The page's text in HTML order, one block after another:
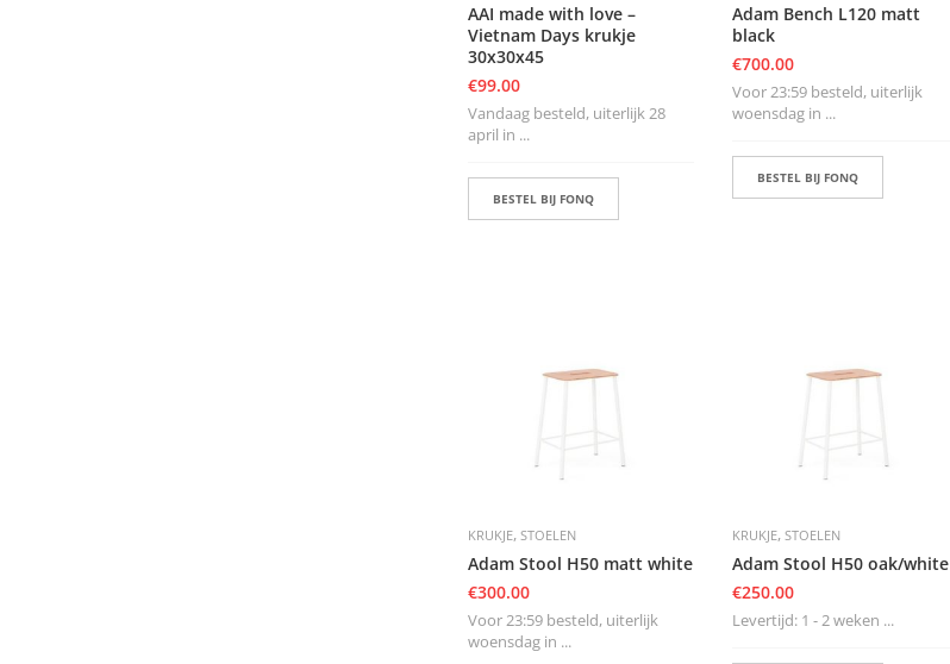
AAI made with love –
Vietnam Days krukje
30x30x45
€99.00
Vandaag besteld, uiterlijk 28
april in ...
BESTEL BIJ FONQ
Adam Bench L120 matt
black
€700.00
Voor 23:59 besteld, uiterlijk
woensdag in ...
BESTEL BIJ FONQ
KRUKJE, STOELEN
Adam Stool H50 matt white
€300.00
Voor 23:59 besteld, uiterlijk
woensdag in ...
KRUKJE, STOELEN
Adam Stool H50 oak/white
€250.00
Levertijd: 1 - 2 weken ...